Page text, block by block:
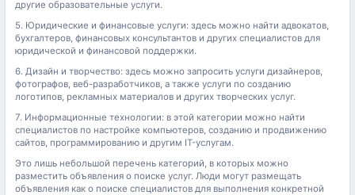
другие образовательные услуги.
5. Юридические и финансовые услуги: здесь можно найти адвокатов,
бухгалтеров, финансовых консультантов и других специалистов для
юридической и финансовой поддержки.
6. Дизайн и творчество: здесь можно запросить услуги дизайнеров,
фотографов, веб-разработчиков, а также услуги по созданию
логотипов, рекламных материалов и других творческих услуг.
7. Информационные технологии: в этой категории можно найти
специалистов по настройке компьютеров, созданию и продвижению
сайтов, программированию и другим IT-услугам.
Это лишь небольшой перечень категорий, в которых можно
разместить объявления о поиске услуг. Люди могут размещать
объявления как о поиске специалистов для выполнения конкретной